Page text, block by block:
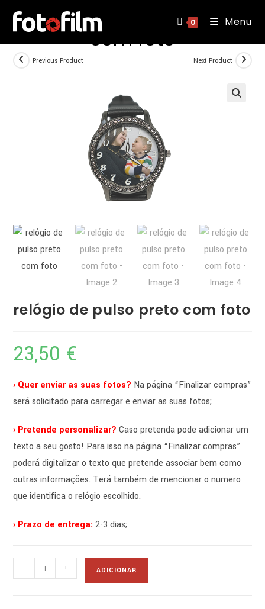
0 Menu
relógio de pulso preto
com foto
Previous Product Next Product
relógio de pulso preto com foto
23,50 €
› Quer enviar as suas fotos? Na página “Finalizar compras”
será solicitado para carregar e enviar as suas fotos;
› Pretende personalizar? Caso pretenda pode adicionar um
texto a seu gosto! Para isso na página “Finalizar compras”
poderá digitalizar o texto que pretende associar bem como
outras informações. Terá também de mencionar o numero
que identifica o relógio escolhido.
› Prazo de entrega: 2-3 dias;
Quantidade
de
- + ADICIONAR